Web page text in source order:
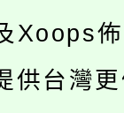
結果(
結果(
學推廣
分析基
辦理
Xoops
供台灣